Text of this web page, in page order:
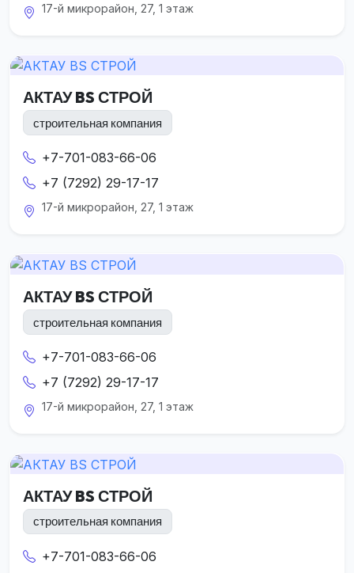
17-й микрорайон, 27, 1 этаж
АКТАУ BS СТРОЙ
строительная компания
+7-701-083-66-06
+7 (7292) 29-17-17
17-й микрорайон, 27, 1 этаж
АКТАУ BS СТРОЙ
строительная компания
+7-701-083-66-06
+7 (7292) 29-17-17
17-й микрорайон, 27, 1 этаж
АКТАУ BS СТРОЙ
строительная компания
+7-701-083-66-06